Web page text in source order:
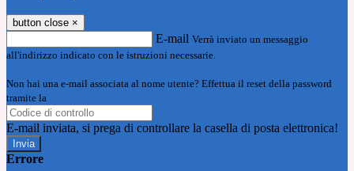
button close ×
E-mail Verrà inviato un messaggio
all'indirizzo indicato con le istruzioni necessarie.
Non hai una e-mail associata al nome utente? Effettua il reset della password
tramite la
E-mail inviata, si prega di controllare la casella di posta elettronica!
Errore